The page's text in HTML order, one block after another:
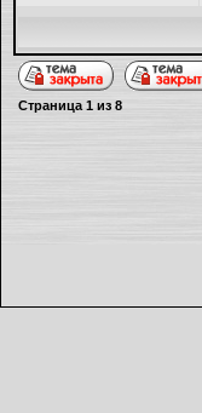
Страница 1 из 8